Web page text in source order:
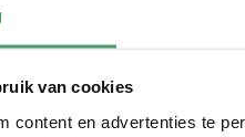
van cookies
content en advertenties te